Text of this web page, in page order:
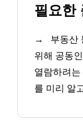
필요한
→
부동산
위해 공동
열람하려
를 미리 알